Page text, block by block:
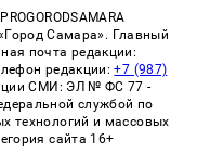
Самара». Главный
почта редакции:
редакции:+7 (987)
СМИ: ЭЛ № ФС 77 -
службой по
технологий и массовых
сайта 16+